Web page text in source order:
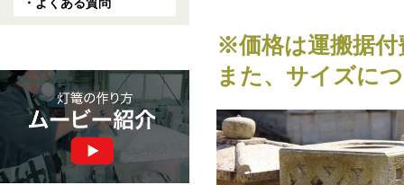
※価格は運搬据付
また、サイズに